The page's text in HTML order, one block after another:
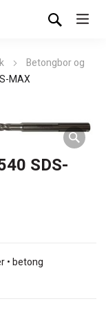
Betongbor og
MAX
SDS-
• betong